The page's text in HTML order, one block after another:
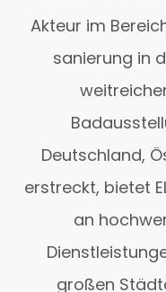
Akteur im
sanierung in
Deutschland,
erstreckt, bietet
an
großen